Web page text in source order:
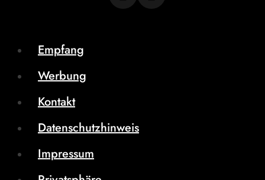
Empfang
Werbung
Kontakt
Datenschutzhinweis
Impressum